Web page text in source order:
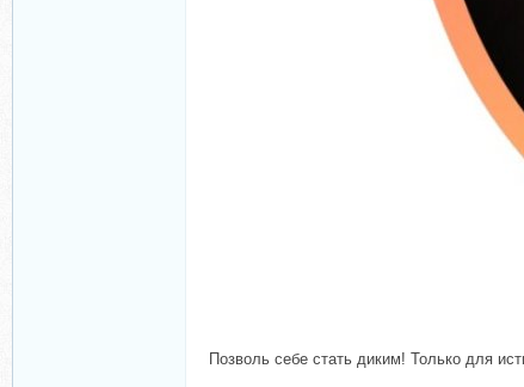
Позволь себе стать диким! Только для